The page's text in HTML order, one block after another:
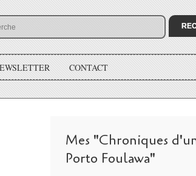
CONTACT
Mes "Chroniques
Porto Foulawa"